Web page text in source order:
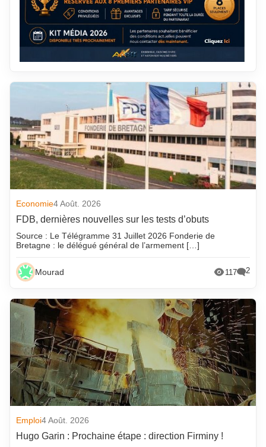
Economie4 Août. 2026
FDB, dernières nouvelles sur les tests d’obuts
Source : Le Télégramme 31 Juillet 2026 Fonderie de
Bretagne : le délégué général de l’armement […]
Mourad 117 2
Emploi4 Août. 2026
Hugo Garin : Prochaine étape : direction Firminy !